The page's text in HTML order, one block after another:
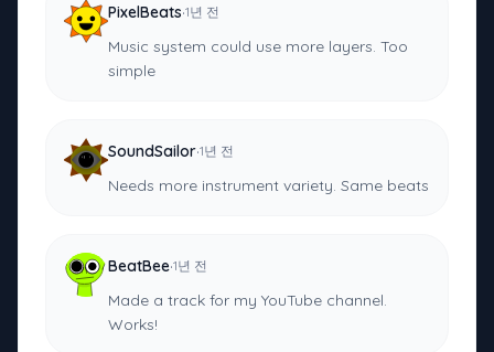
PixelBeats·1년 전
Music system could use more layers. Too
simple
SoundSailor·1년 전
Needs more instrument variety. Same beats
BeatBee·1년 전
Made a track for my YouTube channel.
Works!